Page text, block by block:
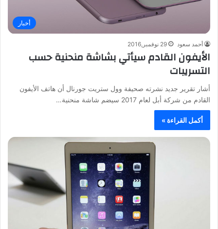
أخبار
أحمد سعود 29 نوفمبر,2016
الأيفون القادم سيأتي بشاشة منحنية حسب
التسريبات
أشار تقرير جديد نشرته صحيفة وول ستريت جورنال أن هاتف الأيفون
القادم من شركة أبل لعام 2017 سيضم شاشة منحنية…
أكمل القراءة »